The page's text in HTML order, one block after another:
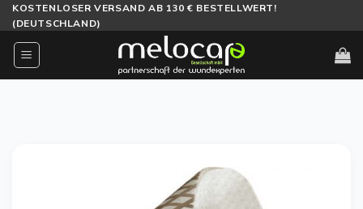
Zum
Inhalt
springen
KOSTENLOSER VERSAND AB 130 € BESTELLWERT!
(DEUTSCHLAND)